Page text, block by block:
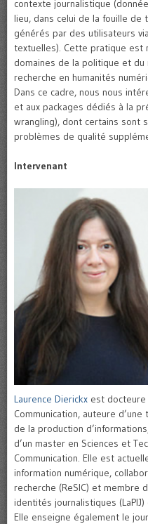
contexte journalistique
lieu, dans celui de la fouille
générés par des utilisateurs
textuelles). Cette pratique est
domaines de la politique et du
recherche en humanités
Dans ce cadre, nous nous
et aux packages dédiés à la
wrangling), dont certains sont
problèmes de qualité
Intervenant
Laurence Dierickx est docteure
Communication, auteure
de la production
d’un master en Sciences et
Communication. Elle est
information numérique,
recherche (ReSIC) et
identités journalistiques
Elle enseigne également le